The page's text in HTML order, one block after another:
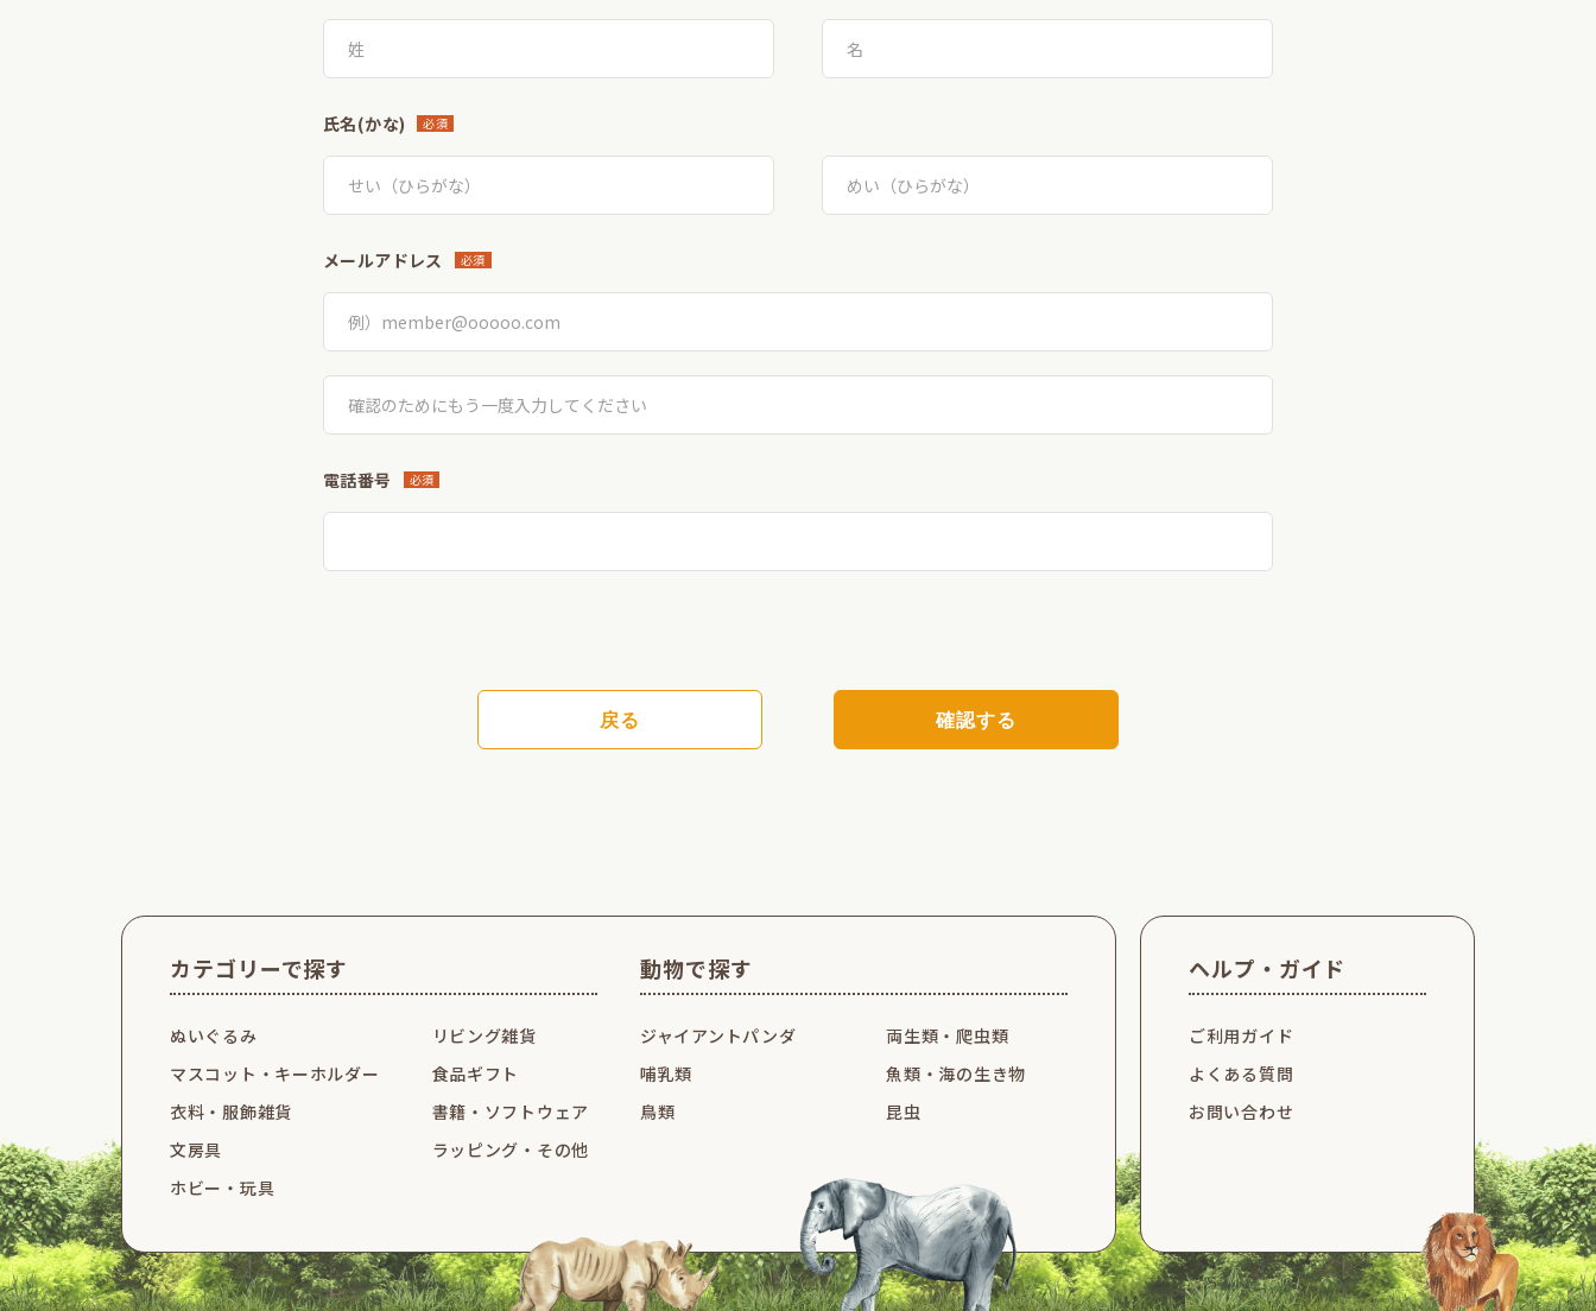
氏名(かな) 必須
メールアドレス 必須
電話番号 必須
戻る 確認する
カテゴリーで探す
ぬいぐるみ
マスコット・ キーホルダー
衣料・服飾雑貨
文房具
ホビー・玩具
リビング雑貨
食品ギフト
書籍・ソフトウェア
ラッピング・その他
動物で探す
ジャイアントパンダ
哺乳類
鳥類
両生類・爬虫類
魚類・海の生き物
昆虫
ヘルプ・ガイド
ご利用ガイド
よくある質問
お問い合わせ